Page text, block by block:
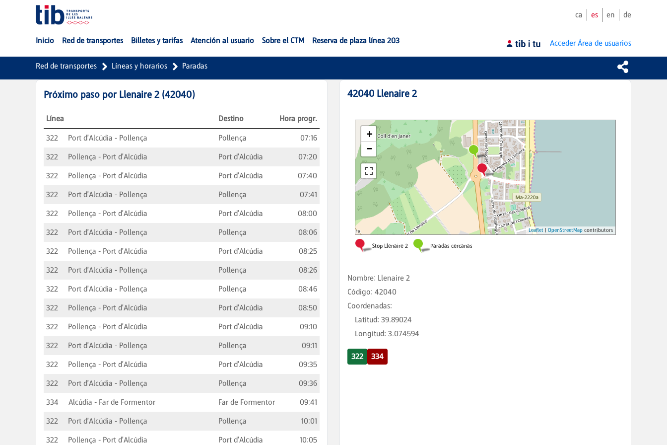
Saltar al contenido principal
ca es en de
Inicio Red de transportes Billetes y tarifas Atención al usuario Sobre el CTM Reserva de plaza línea 203 Acceder Área de usuarios
Red de transportes Líneas y horarios Paradas
Próximo paso por Llenaire 2 (42040)
Línea Destino Hora progr.
322 Port d'Alcúdia - Pollença Pollença
07:16
322
Pollença - Port d'Alcúdia Port d'Alcúdia
07:20
322
Pollença - Port d'Alcúdia Port d'Alcúdia
07:40
322
Port d'Alcúdia - Pollença Pollença
07:41
322
Pollença - Port d'Alcúdia Port d'Alcúdia
08:00
322
Port d'Alcúdia - Pollença Pollença
08:06
322
Pollença - Port d'Alcúdia Port d'Alcúdia
08:25
322
Port d'Alcúdia - Pollença Pollença
08:26
322
Port d'Alcúdia - Pollença Pollença
08:46
322
Pollença - Port d'Alcúdia Port d'Alcúdia
08:50
322
Pollença - Port d'Alcúdia Port d'Alcúdia
09:10
322
Port d'Alcúdia - Pollença Pollença
09:11
322
Pollença - Port d'Alcúdia Port d'Alcúdia
09:35
322
Port d'Alcúdia - Pollença Pollença
09:36
334
Alcúdia - Far de Formentor Far de Formentor
09:41
322
Port d'Alcúdia - Pollença Pollença
10:01
322
Pollença - Port d'Alcúdia Port d'Alcúdia 10:05
42040 Llenaire 2
Nombre: Llenaire 2
Código: 42040
Coordenadas:
Latitud: 39.89024
Longitud: 3.074594
322 334